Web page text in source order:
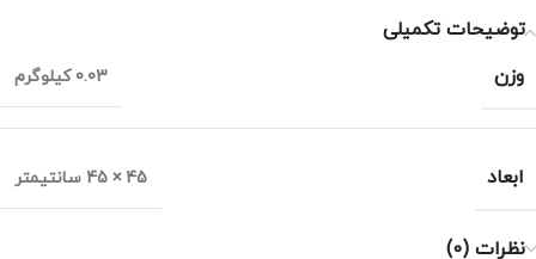
توضیحات تکمیلی
وزن
0.03 کیلوگرم
ابعاد 45 × 45 سانتیمتر
نظرات (0)